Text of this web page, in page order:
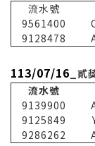
流水號
9561400
9128478
113/07/16 _
流水號
9139900
9125849
9286262